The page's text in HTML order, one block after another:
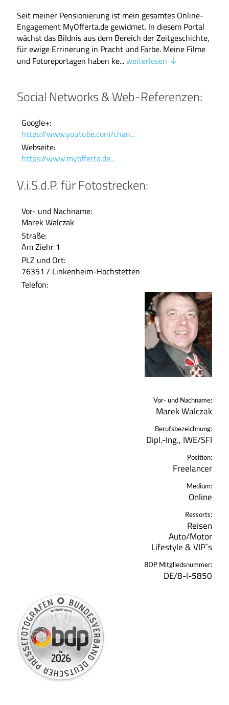
Seit meiner Pensionierung ist mein gesamtes Online-
Engagement MyOfferta.de gewidmet. In diesem Portal
wächst das Bildnis aus dem Bereich der Zeitgeschichte,
für ewige Errinerung in Pracht und Farbe. Meine Filme
und Fotoreportagen haben ke...weiterlesen
Social Networks & Web-Referenzen:
Google+:
https://www.youtube.com/chan...
Webseite:
https://www.myofferta.de...
V.i.S.d.P. für Fotostrecken:
Vor- und Nachname:
Marek Walczak
Straße:
Am Ziehr 1
PLZ und Ort:
76351 / Linkenheim-Hochstetten
Telefon:
Vor- und Nachname:
Marek Walczak
Berufsbezeichnung:
Dipl.-Ing., IWE/SFI
Position:
Freelancer
Medium:
Online
Ressorts:
Reisen
Auto/Motor
Lifestyle & VIP´s
BDP Mitgliedsnummer:
DE/8-l-5850